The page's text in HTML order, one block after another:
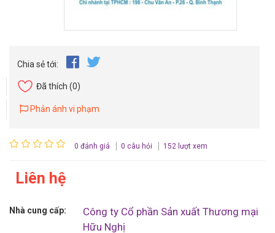
Chia sẻ tới:
Đã thích (0)
Phản ánh vi phạm
0 đánh giá 0 câu hỏi 152 lượt xem
Liên hệ
Nhà cung cấp:
Công ty Cổ phần Sản xuất Thương mại
Hữu Nghị